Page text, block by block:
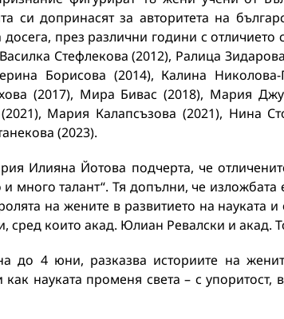
си допринасят за авторитета на
през различни години с отличието
Стефлекова (2012), Ралица
Борисова (2014), Калина Николова-
(2017), Мира Бивас (2018), Мария
Мария Калапсъзова (2021), Нина
(2023).
Илияна Йотова подчерта, че
много талант“. Тя допълни, че
на жените в развитието на науката
които акад. Юлиан Ревалски и акад.
до 4 юни, разказва историите на
науката променя света – с упоритост,